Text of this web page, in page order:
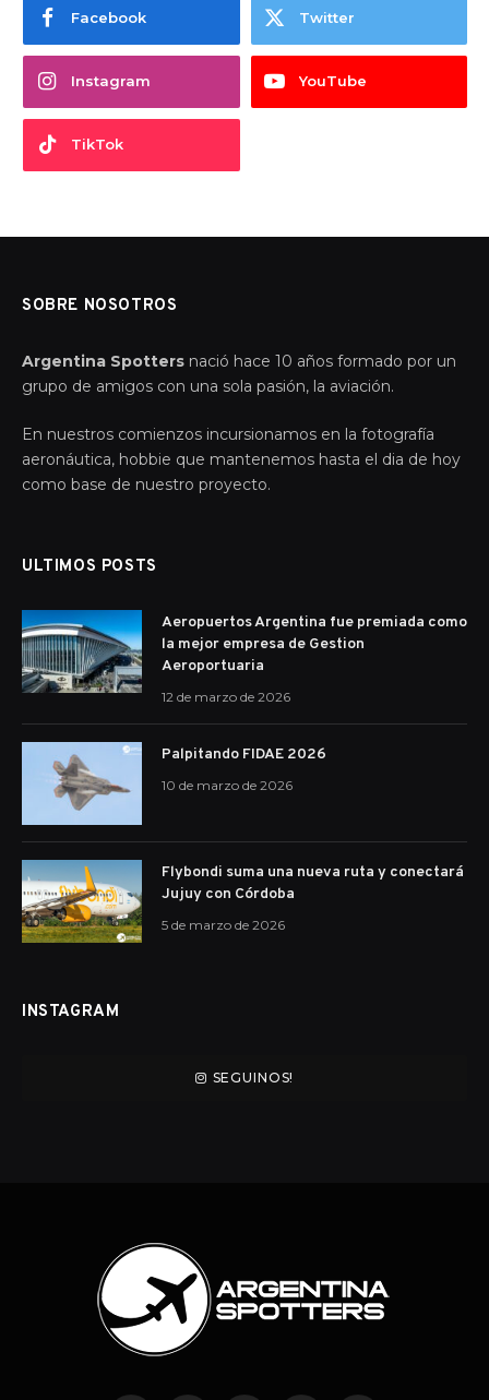
Facebook Twitter
Instagram YouTube
TikTok
SOBRE NOSOTROS
Argentina Spotters nació hace 10 años formado por un
grupo de amigos con una sola pasión, la aviación.
En nuestros comienzos incursionamos en la fotografía
aeronáutica, hobbie que mantenemos hasta el dia de hoy
como base de nuestro proyecto.
ULTIMOS POSTS
Aeropuertos Argentina fue premiada como
la mejor empresa de Gestion
Aeroportuaria
12 de marzo de 2026
Palpitando FIDAE 2026
10 de marzo de 2026
Flybondi suma una nueva ruta y conectará
Jujuy con Córdoba
5 de marzo de 2026
INSTAGRAM
SEGUINOS!